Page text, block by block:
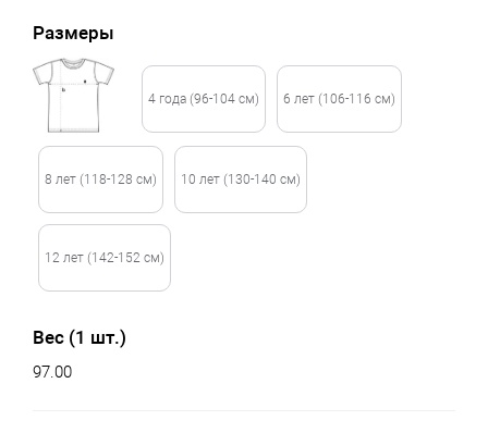
Размеры
4 года (96-104 см) 6 лет (106-116 см)
8 лет (118-128 см) 10 лет (130-140 см)
12 лет (142-152 см)
Вес (1 шт.)
97.00